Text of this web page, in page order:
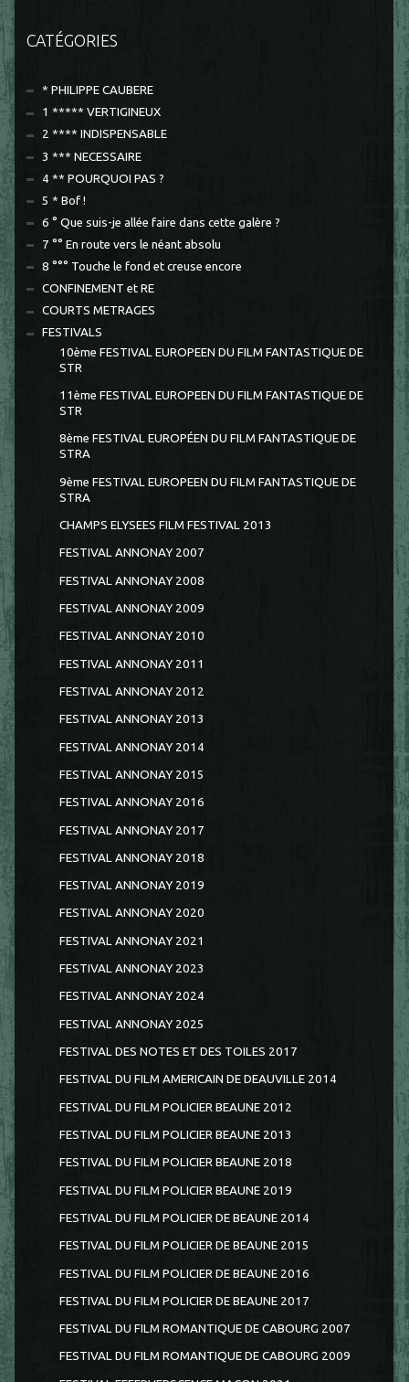
CATÉGORIES
* PHILIPPE CAUBERE
1 ***** VERTIGINEUX
2 **** INDISPENSABLE
3 *** NECESSAIRE
4 ** POURQUOI PAS ?
5 * Bof !
6 ° Que suis-je allée faire dans cette galère ?
7 °° En route vers le néant absolu
8 °°° Touche le fond et creuse encore
CONFINEMENT et RE
COURTS METRAGES
FESTIVALS
10ème FESTIVAL EUROPEEN DU FILM FANTASTIQUE DE
STR
11ème FESTIVAL EUROPEEN DU FILM FANTASTIQUE DE
STR
8ème FESTIVAL EUROPÉEN DU FILM FANTASTIQUE DE
STRA
9ème FESTIVAL EUROPEEN DU FILM FANTASTIQUE DE
STRA
CHAMPS ELYSEES FILM FESTIVAL 2013
FESTIVAL ANNONAY 2007
FESTIVAL ANNONAY 2008
FESTIVAL ANNONAY 2009
FESTIVAL ANNONAY 2010
FESTIVAL ANNONAY 2011
FESTIVAL ANNONAY 2012
FESTIVAL ANNONAY 2013
FESTIVAL ANNONAY 2014
FESTIVAL ANNONAY 2015
FESTIVAL ANNONAY 2016
FESTIVAL ANNONAY 2017
FESTIVAL ANNONAY 2018
FESTIVAL ANNONAY 2019
FESTIVAL ANNONAY 2020
FESTIVAL ANNONAY 2021
FESTIVAL ANNONAY 2023
FESTIVAL ANNONAY 2024
FESTIVAL ANNONAY 2025
FESTIVAL DES NOTES ET DES TOILES 2017
FESTIVAL DU FILM AMERICAIN DE DEAUVILLE 2014
FESTIVAL DU FILM POLICIER BEAUNE 2012
FESTIVAL DU FILM POLICIER BEAUNE 2013
FESTIVAL DU FILM POLICIER BEAUNE 2018
FESTIVAL DU FILM POLICIER BEAUNE 2019
FESTIVAL DU FILM POLICIER DE BEAUNE 2014
FESTIVAL DU FILM POLICIER DE BEAUNE 2015
FESTIVAL DU FILM POLICIER DE BEAUNE 2016
FESTIVAL DU FILM POLICIER DE BEAUNE 2017
FESTIVAL DU FILM ROMANTIQUE DE CABOURG 2007
FESTIVAL DU FILM ROMANTIQUE DE CABOURG 2009